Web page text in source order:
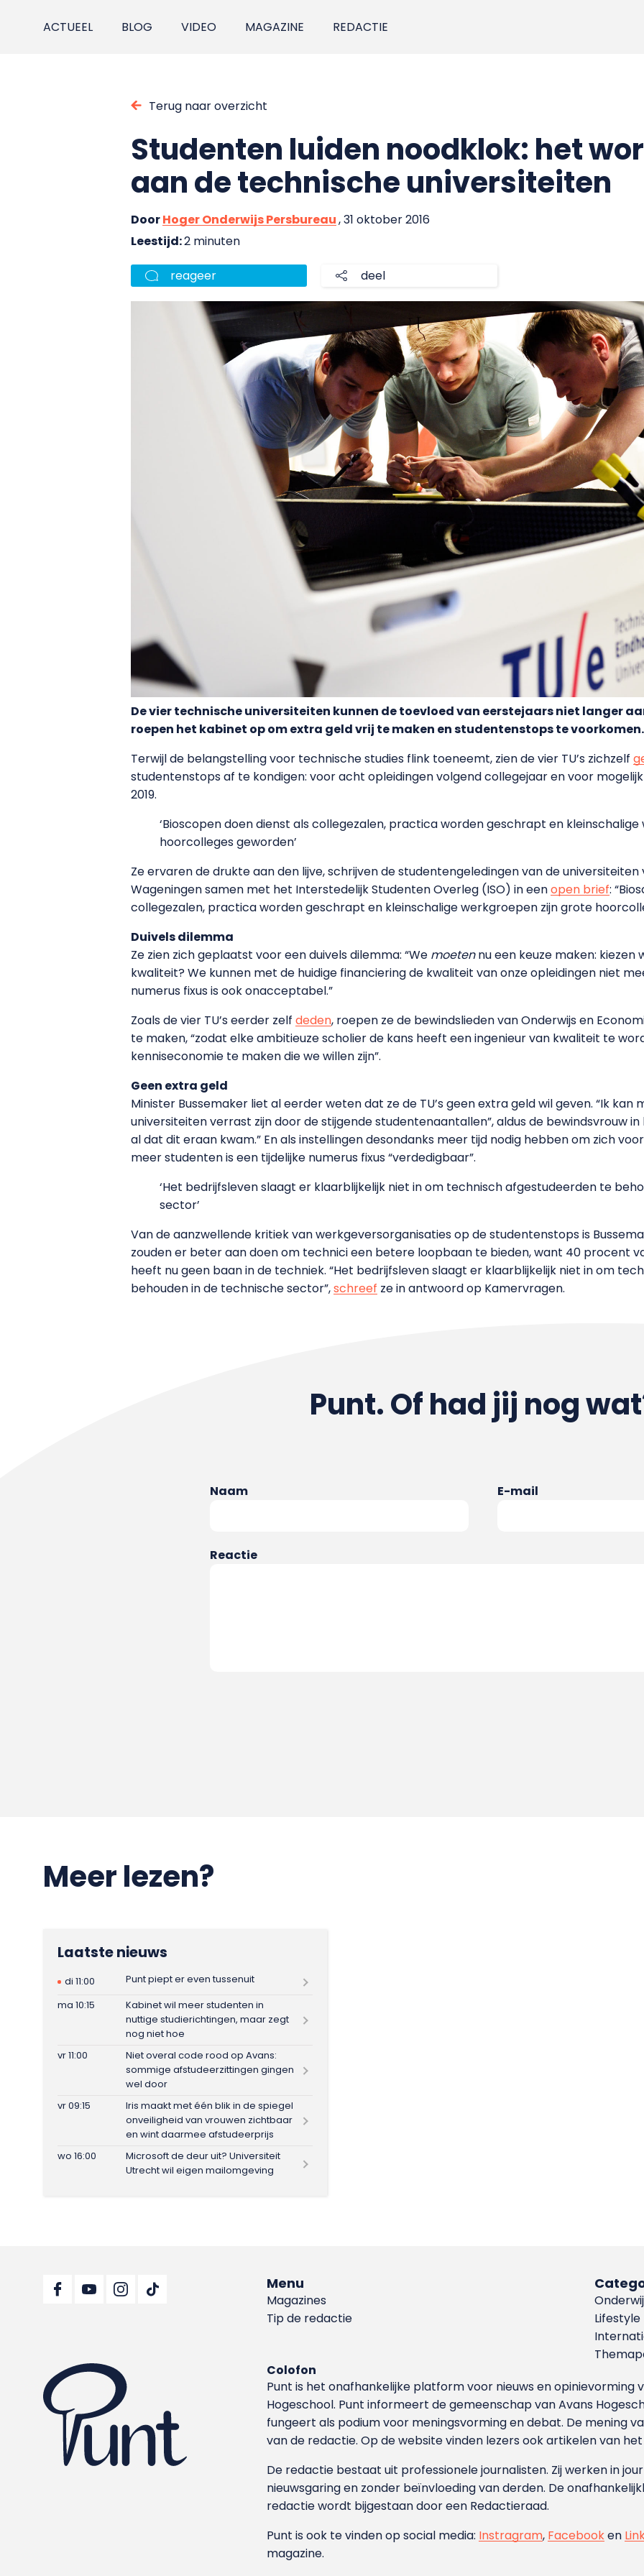
ACTUEEL BLOG VIDEO MAGAZINE REDACTIE
Terug naar overzicht
Studenten luiden noodklok: het
aan de technische universiteiten
DoorHoger Onderwijs Persbureau, 31 oktober 2016
Leestijd:2 minuten
reageer deel
De vier technische universiteiten kunnen de toevloed van eerstejaars niet langer
roepen het kabinet op om extra geld vrij te maken en studentenstops te voorkomen.
Terwijl de belangstelling voor technische studies flink toeneemt, zien de vier TU’s zichzelf
studentenstops af te kondigen: voor acht opleidingen volgend collegejaar en voor mogelijk
2019.
‘Bioscopen doen dienst als collegezalen, practica worden geschrapt en
hoorcolleges geworden’
Ze ervaren de drukte aan den lijve, schrijven de studentengeledingen van de universiteiten
Wageningen samen met het Interstedelijk Studenten Overleg (ISO) in eenopen brief:
collegezalen, practica worden geschrapt en kleinschalige werkgroepen zijn grote
Duivels dilemma
Ze zien zich geplaatst voor een duivels dilemma: “We moetennu een keuze maken: kiezen
kwaliteit? We kunnen met de huidige financiering de kwaliteit van onze opleidingen niet
numerus fixus is ook onacceptabel.”
Zoals de vier TU’s eerder zelf deden, roepen ze de bewindslieden van Onderwijs en
te maken, “zodat elke ambitieuze scholier de kans heeft een ingenieur van kwaliteit te
kenniseconomie te maken die we willen zijn”.
Geen extra geld
Minister Bussemaker liet al eerder weten dat ze de TU’s geen extra geld wil geven. “Ik
universiteiten verrast zijn door de stijgende studentenaantallen”, aldus de bewindsvrouw in
al dat dit eraan kwam.” En als instellingen desondanks meer tijd nodig hebben om zich
meer studenten is een tijdelijke numerus fixus “verdedigbaar”.
‘Het bedrijfsleven slaagt er klaarblijkelijk niet in om technisch afgestudeerden te
sector’
Van de aanzwellende kritiek van werkgeversorganisaties op de studentenstops is
zouden er beter aan doen om technici een betere loopbaan te bieden, want 40 procent
heeft nu geen baan in de techniek. “Het bedrijfsleven slaagt er klaarblijkelijk niet in om
behouden in de technische sector”,schreef ze in antwoord op Kamervragen.
Punt. Of had jij nog
Naam E-mail
Reactie
Meer lezen?
Laatste nieuws
di 11:00
Punt piept er even tussenuit
ma 10:15
Kabinet wil meer studenten in
nuttige studierichtingen, maar zegt
nog niet hoe
vr 11:00
Niet overal code rood op Avans:
sommige afstudeerzittingen gingen
wel door
vr 09:15
Iris maakt met één blik in de spiegel
onveiligheid van vrouwen zichtbaar
en wint daarmee afstudeerprijs
wo 16:00
Microsoft de deur uit? Universiteit
Utrecht wil eigen mailomgeving
Menu
Magazines
Tip de redactie
Lifestyle
Colofon
Punt is het onafhankelijke platform voor nieuws en
Hoge­school. Punt informeert de gemeenschap van Avans
fungeert als podium voor meningsvorming en debat. De mening
van de redactie. Op de website vinden lezers ook artikelen van
De redactie bestaat uit professionele journalisten. Zij werken in
nieuwsgaring en zonder beïnvloeding van derden. De
redactie wordt bijgestaan door een Redactieraad.
Punt is ook te vinden op social media: Instragram, Facebooken
magazine.